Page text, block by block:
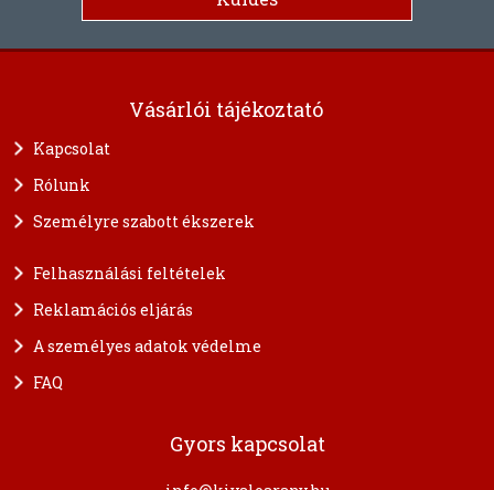
Vásárlói tájékoztató
Kapcsolat
Rólunk
Személyre szabott ékszerek
Felhasználási feltételek
Reklamációs eljárás
A személyes adatok védelme
FAQ
Gyors kapcsolat